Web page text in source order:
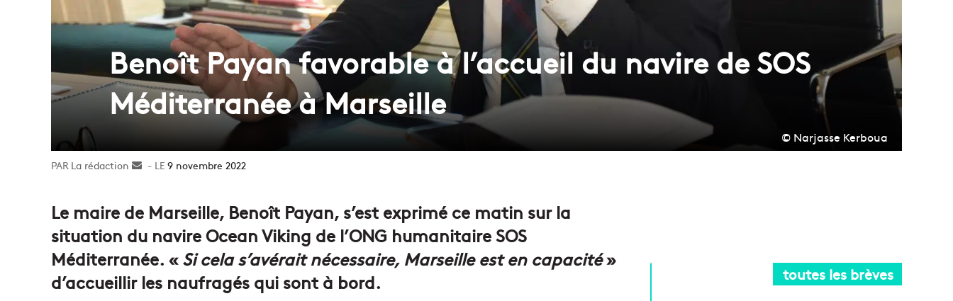
Benoît Payan favorable à l’accueil du navire de SOS
Méditerranée à Marseille
© Narjasse Kerboua
La rédaction
Envoyer9 novembre 2022
Le maire de Marseille, Benoît Payan, s’est exprimé ce matin sur la
situation du navire Ocean Viking de l’ONG humanitaire SOS
Méditerranée. «Si cela s’avérait nécessaire, Marseille est en capacité»
d’accueillir les naufragés qui sont à bord.
toutes les brèves